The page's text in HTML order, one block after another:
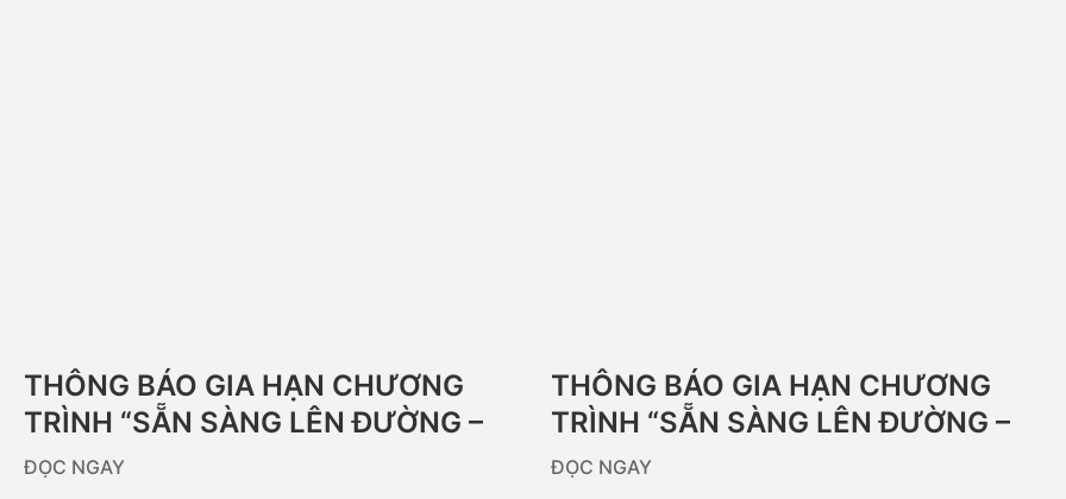
THÔNG BÁO GIA HẠN CHƯƠNG
TRÌNH “SẴN SÀNG LÊN ĐƯỜNG –
AN TÂM MỌI HÀNH TRÌNH”
ĐỌC NGAY
THÔNG BÁO GIA HẠN CHƯƠNG
TRÌNH “SẴN SÀNG LÊN ĐƯỜNG –
AN TÂM MỌI HÀNH TRÌNH”
ĐỌC NGAY